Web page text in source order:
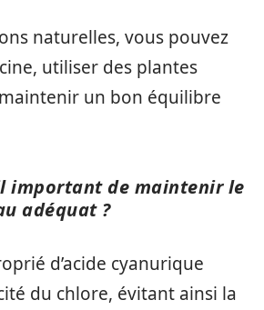
naturelles, vous pouvez
utiliser des plantes
un bon équilibre
important de maintenir le
adéquat ?
d’acide cyanurique
du chlore, évitant ainsi la